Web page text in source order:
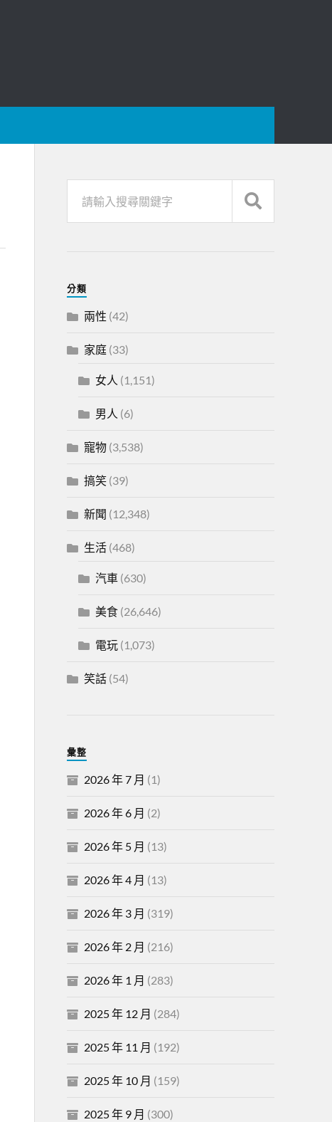
分類
兩性 (42)
家庭(33)
女人 (1,151)
男人 (6)
寵物(3,538)
搞笑(39)
新聞 (12,348)
生活(468)
汽車(630)
美食(26,646)
電玩(1,073)
笑話(54)
彙整
2026 年 7 月 (1)
2026 年 6 月 (2)
2026 年 5 月 (13)
2026 年 4 月 (13)
2026 年 3 月 (319)
2026 年 2 月 (216)
2026 年 1 月 (283)
2025 年 12 月 (284)
2025 年 11 月 (192)
2025 年 10 月 (159)
2025 年 9 月 (300)